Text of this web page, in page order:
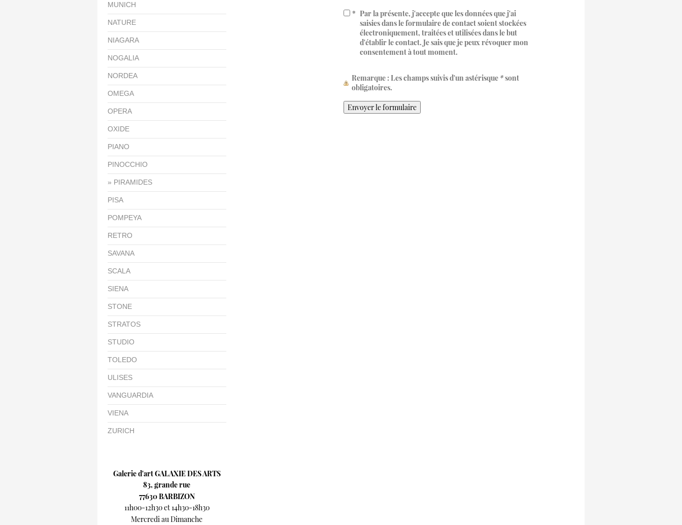
* Par la présente, j'accepte que les données que j'ai
saisies dans le formulaire de contact soient stockées
électroniquement, traitées et utilisées dans le but
d'établir le contact. Je sais que je peux révoquer mon
consentement à tout moment.
Remarque : Les champs suivis d'un astérisque *sont
obligatoires.
MUNICH
NATURE
NIAGARA
NOGALIA
NORDEA
OMEGA
OPERA
OXIDE
PIANO
PINOCCHIO
PIRAMIDES
PISA
POMPEYA
RETRO
SAVANA
SCALA
SIENA
STONE
STRATOS
STUDIO
TOLEDO
ULISES
VANGUARDIA
VIENA
ZURICH
Galerie d'art GALAXIE DES ARTS
83, grande rue
77630 BARBIZON
11h00-12h30 et 14h30-18h30
Mercredi au Dimanche